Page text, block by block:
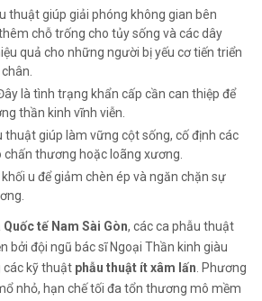
thuật giúp giải phóng không gian bên
chỗ trống cho tủy sống và các dây
quả cho những người bị yếu cơ tiến triển
là tình trạng khẩn cấp cần can thiệp để
thần kinh vĩnh viễn.
thuật giúp làm vững cột sống, cố định các
thương hoặc loãng xương.
khối u để giảm chèn ép và ngăn chặn sự
tế Nam Sài Gòn, các ca phẫu thuật
bởi đội ngũ bác sĩ Ngoại Thần kinh giàu
các kỹ thuật phẫu thuật ít xâm lấn . Phương
nhỏ, hạn chế tối đa tổn thương mô mềm